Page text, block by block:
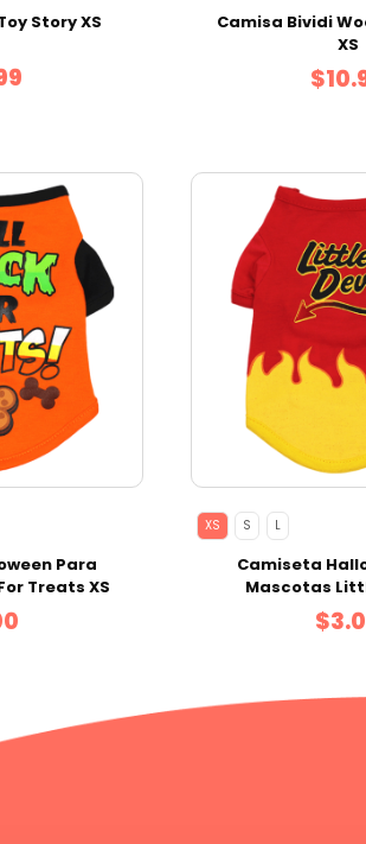
Story XS
Camisa Bividi
XS
Para
Treats XS
XS S L
Camiseta
Mascotas